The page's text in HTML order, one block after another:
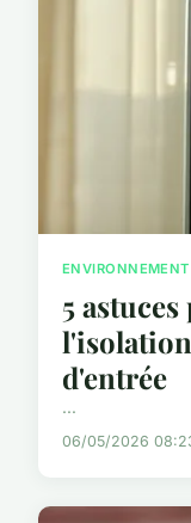
ENVIRONNEMENT
5
d'entrée
...
06/05/2026